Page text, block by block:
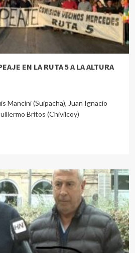
EN LA RUTA 5 A LA ALTURA
Mancini (Suipacha), Juan Ignacio
Britos (Chivilcoy)